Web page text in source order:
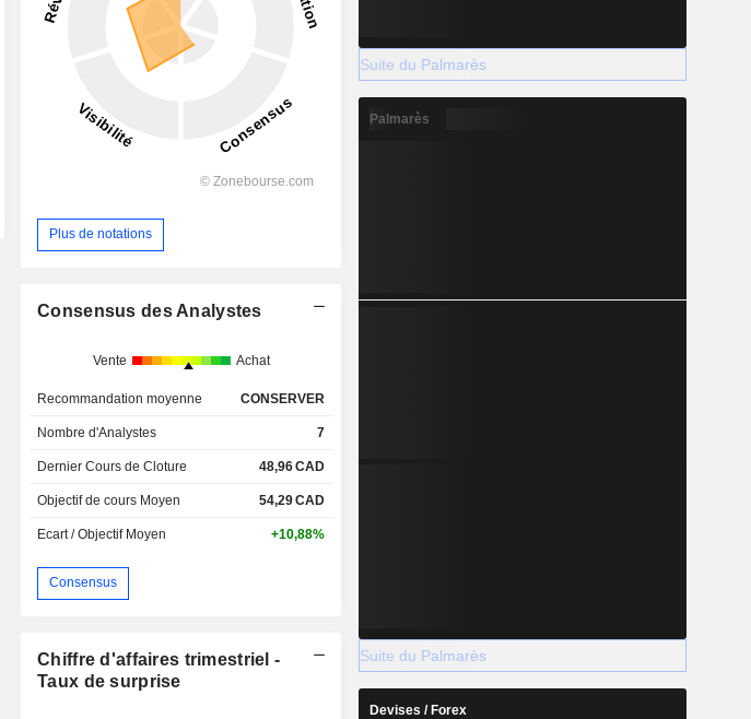
Plus de notations
Consensus des Analystes
Vente Achat
Recommandation moyenne CONSERVER
Nombre d'Analystes 7
Dernier Cours de Cloture 48,96CAD
Objectif de cours Moyen 54,29CAD
Ecart / Objectif Moyen +10,88%
Consensus
Chiffre d'affaires trimestriel -
Taux de surprise
Suite du Palmarès
Palmarès
Suite du Palmarès
Devises / Forex